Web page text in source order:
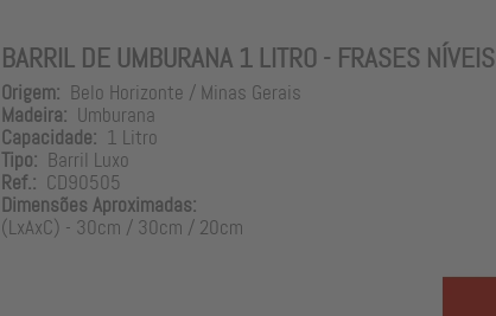
BARRIL DE UMBURANA 1 LITRO - FRASES NÍVEIS
Origem: Belo Horizonte / Minas Gerais
Madeira: Umburana
Capacidade: 1 Litro
Tipo: Barril Luxo
Ref.: CD90505
Dimensões Aproximadas:
(LxAxC) - 30cm / 30cm / 20cm